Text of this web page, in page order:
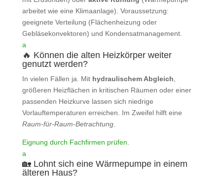
arbeitet wie eine Klimaanlage). Voraussetzung:
geeignete Verteilung (Flächenheizung oder
Gebläsekonvektoren) und Kondensatmanagement.
a
🔥 Können die alten Heizkörper weiter
genutzt werden?
In vielen Fällen ja. Mit hydraulischem Abgleich,
größeren Heizflächen in kritischen Räumen oder einer
passenden Heizkurve lassen sich niedrige
Vorlauftemperaturen erreichen. Im Zweifel hilft eine
Raum‑für‑Raum‑Betrachtung.
Eignung durch Fachfirmen prüfen.
a
🏡 Lohnt sich eine Wärmepumpe in einem
älteren Haus?